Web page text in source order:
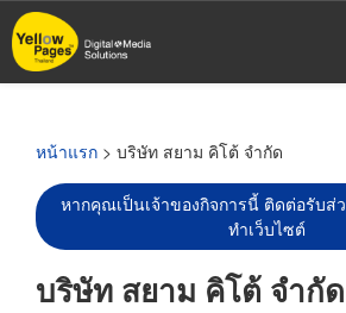
ข้าม
ไป
หน้าแรก > บริษัท สยาม คิโต้ จำกัด
หากคุณเป็นเจ้าของกิจการนี้ ติดต่อรับส่
ทำเว็บไซต์
บริษัท สยาม คิโต้ จำกัด